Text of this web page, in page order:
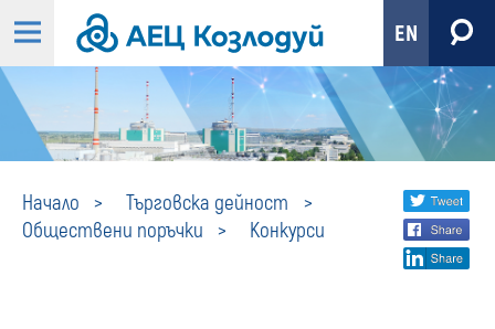
EN
Начало
Търговска дейност
Обществени поръчки
Конкурси
Конкурси
Share
social